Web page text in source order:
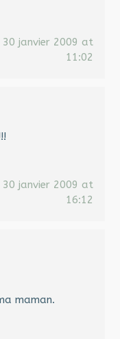
30 janvier 2009 at
11:02
30 janvier 2009 at
16:12
maman.